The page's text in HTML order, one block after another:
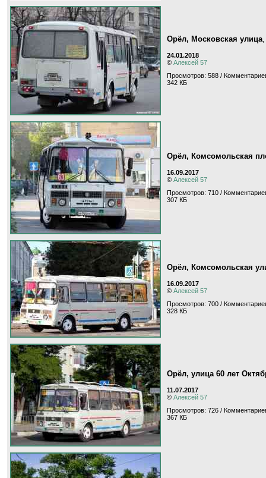
Орёл, Московская улица
24.01.2018
© Алексей 57
Просмотров: 588 /
342 КБ
Орёл, Комсомольская
16.09.2017
© Алексей 57
Просмотров: 710 /
307 КБ
Орёл, Комсомольская
16.09.2017
© Алексей 57
Просмотров: 700 /
328 КБ
Орёл, улица 60 лет
11.07.2017
© Алексей 57
Просмотров: 726 /
367 КБ